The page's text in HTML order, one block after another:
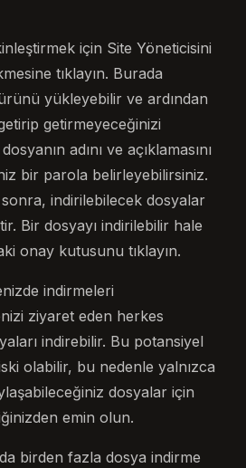
için Site Yöneticisini
tıklayın. Burada
yükleyebilir ve ardından
getirmeyeceğinizi
adını ve açıklamasını
bir parola belirleyebilirsiniz.
indirilebilecek dosyalar
Bir dosyayı indirilebilir hale
onay kutusunu tıklayın.
indirmeleri
ziyaret eden herkes
indirebilir. Bu potansiyel
olabilir, bu nedenle yalnızca
dosyalar için
emin olun.
birden fazla dosya indirme